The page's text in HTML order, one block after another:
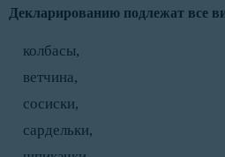
Декларированию подлежат все
колбасы,
ветчина,
сосиски,
сардельки,